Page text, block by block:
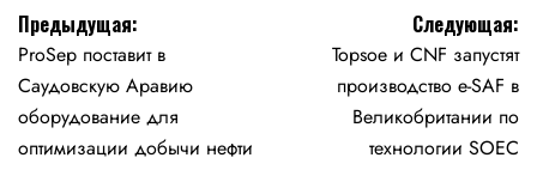
Навигация
по
записям
Предыдущая:
ProSep поставит в
Саудовскую Аравию
оборудование для
оптимизации добычи нефти
Следующая:
Topsoe и CNF запустят
производство e-SAF в
Великобритании по
технологии SOEC